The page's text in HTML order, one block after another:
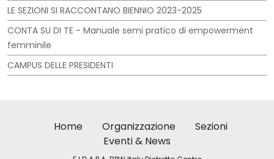
LE SEZIONI SI RACCONTANO BIENNIO 2023-2025
CONTA SU DI TE - Manuale semi pratico di empowerment
femminile
CAMPUS DELLE PRESIDENTI
Home Organizzazione
Sezioni
Eventi & News